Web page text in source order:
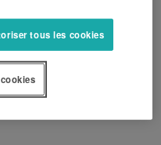
tous les cookies